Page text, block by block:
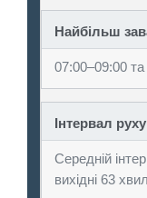
Найбільш
07:00–09:00
Інтервал руху
Середній
вихідні 63